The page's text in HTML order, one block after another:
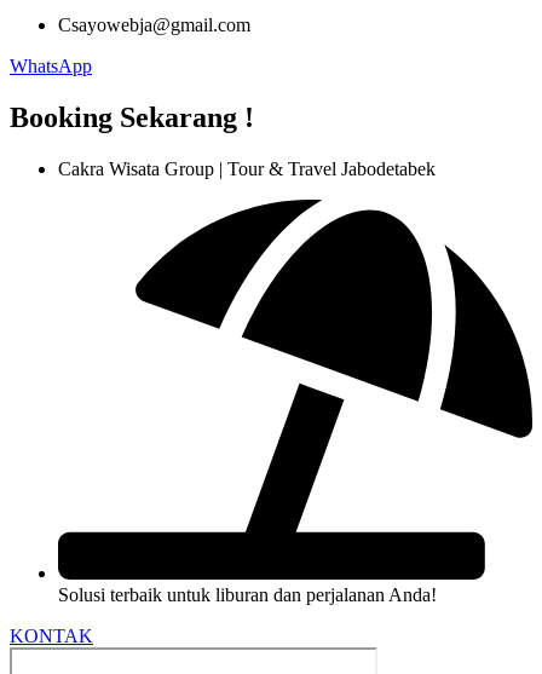
Csayowebja@gmail.com
WhatsApp
Booking Sekarang !
Cakra Wisata Group | Tour & Travel Jabodetabek
Solusi terbaik untuk liburan dan perjalanan Anda!
KONTAK